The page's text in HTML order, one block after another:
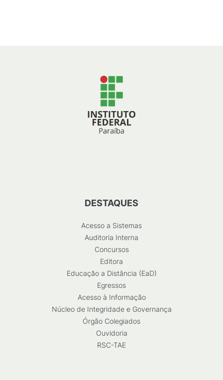
DESTAQUES
Acesso a Sistemas
Auditoria Interna
Concursos
Editora
Educação a Distância (EaD)
Egressos
Acesso à Informação
Núcleo de Integridade e Governança
Órgão Colegiados
Ouvidoria
RSC-TAE